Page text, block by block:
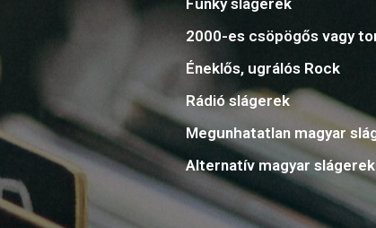
Funky slágerek
2000-es csöpögős vagy
Éneklős, ugrálós Rock
Rádió slágerek
Megunhatatlan magyar
Alternatív magyar slágerek